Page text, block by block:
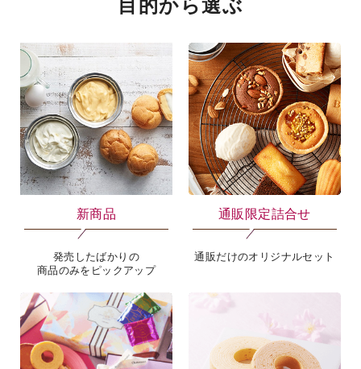
目的から選ぶ
新商品
発売したばかりの
商品のみをピックアップ
通販限定詰合せ
通販だけのオリジナルセット